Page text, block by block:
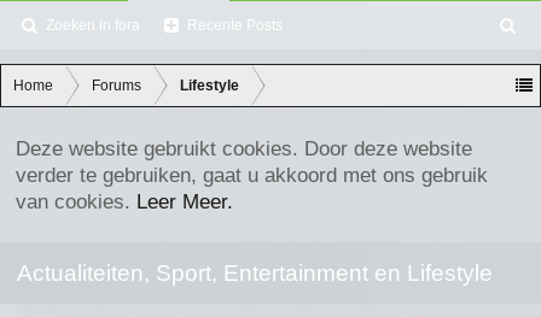
Zoeken in fora Recente Posts
oe
ke
n
Home Forums Lifestyle
Deze website gebruikt cookies. Door deze website
verder te gebruiken, gaat u akkoord met ons gebruik
van cookies. Leer Meer.
Actualiteiten, Sport, Entertainment en Lifestyle